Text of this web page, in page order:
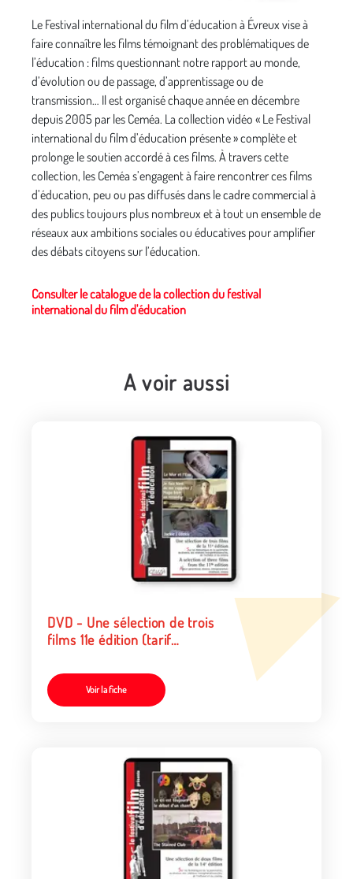
Le Festival international du film d’éducation à Évreux vise à
faire connaître les films témoignant des problématiques de
l’éducation : films questionnant notre rapport au monde,
d’évolution ou de passage, d’apprentissage ou de
transmission… Il est organisé chaque année en décembre
depuis 2005 par les Ceméa. La collection vidéo « Le Festival
international du film d’éducation présente » complète et
prolonge le soutien accordé à ces films. À travers cette
collection, les Ceméa s’engagent à faire rencontrer ces films
d’éducation, peu ou pas diffusés dans le cadre commercial à
des publics toujours plus nombreux et à tout un ensemble de
réseaux aux ambitions sociales ou éducatives pour amplifier
des débats citoyens sur l’éducation.
Consulter le catalogue de la collection du festival
international du film d'éducation
A voir aussi
DVD - Une sélection de trois
films 11e édition (tarif
Voir la fiche